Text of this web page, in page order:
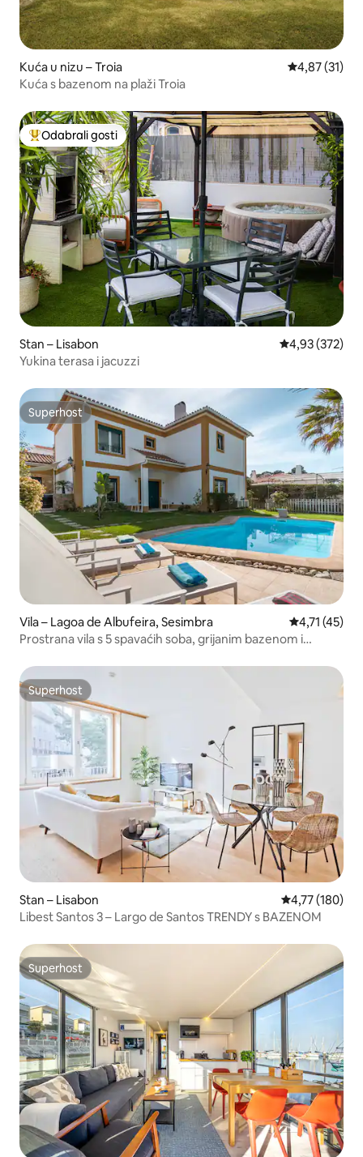
Kuća u nizu – Troia Prosječna
4,87 (31)
Kuća s bazenom na plaži Troia
Među najviše rangiranima s oznakom „Odabrali gosti”
Odabrali gosti
Stan – Lisabon Prosječna
4,93 (372)
Yukina terasa i jacuzzi
Superhost
Superhost
Vila – Lagoa de Albufeira, Sesimbra Prosječna
4,71 (45)
Prostrana vila s 5 spavaćih soba, grijanim bazenom i
Superhost
Superhost
Stan – Lisabon Prosječna
4,77 (180)
Libest Santos 3 – Largo de Santos TRENDY s BAZENOM
Superhost
Superhost